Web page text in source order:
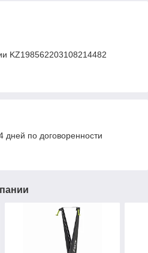
KZ198562203108214482
дней по договоренности